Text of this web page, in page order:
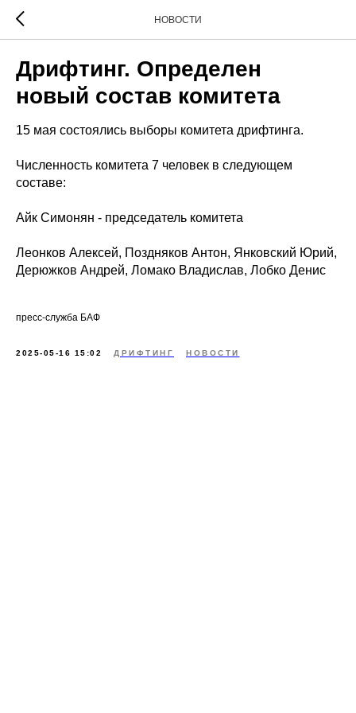
НОВОСТИ
Дрифтинг. Определен
новый состав комитета
15 мая состоялись выборы комитета дрифтинга.
Численность комитета 7 человек в следующем
составе:
Айк Симонян - председатель комитета
Леонков Алексей, Поздняков Антон, Янковский Юрий,
Дерюжков Андрей, Ломако Владислав, Лобко Денис
пресс-служба БАФ
2025-05-16 15:02 ДРИФТИНГ НОВОСТИ